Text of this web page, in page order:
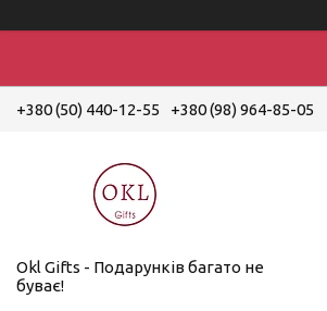
+380 (50) 440-12-55 +380 (98) 964-85-05
Okl Gifts - Подарунків багато не
буває!